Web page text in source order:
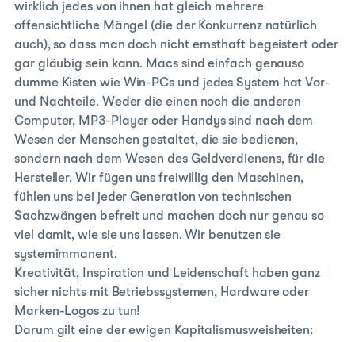
wirklich jedes von ihnen hat gleich mehrere
offensichtliche Mängel (die der Konkurrenz natürlich
auch), so dass man doch nicht ernsthaft begeistert oder
gar gläubig sein kann. Macs sind einfach genauso
dumme Kisten wie Win-PCs und jedes System hat Vor-
und Nachteile. Weder die einen noch die anderen
Computer, MP3-Player oder Handys sind nach dem
Wesen der Menschen gestaltet, die sie bedienen,
sondern nach dem Wesen des Geldverdienens, für die
Hersteller. Wir fügen uns freiwillig den Maschinen,
fühlen uns bei jeder Generation von technischen
Sachzwängen befreit und machen doch nur genau so
viel damit, wie sie uns lassen. Wir benutzen sie
systemimmanent.
Kreativität, Inspiration und Leidenschaft haben ganz
sicher nichts mit Betriebssystemen, Hardware oder
Marken-Logos zu tun!
Darum gilt eine der ewigen Kapitalismusweisheiten: